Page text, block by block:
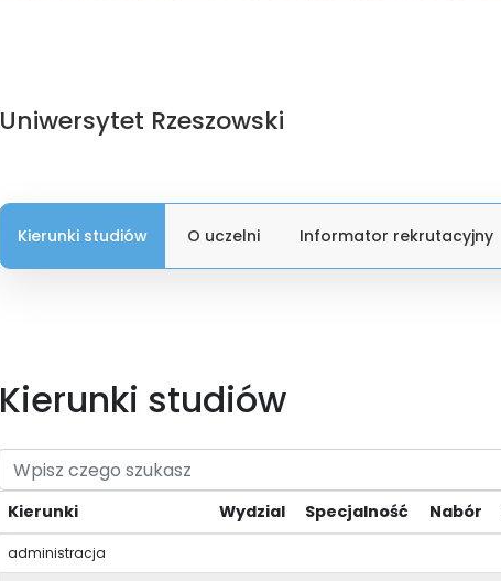
Uniwersytet Rzeszowski
Kierunki studiów O uczelni Informator rekrutacyjny
Kierunki studiów
Kierunki Wydzial Specjalność Nabór
administracja